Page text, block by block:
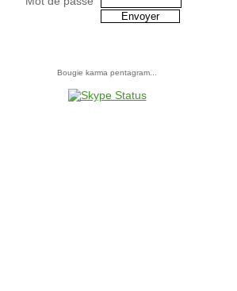
Mot de passe
Bougie karma pentagram...